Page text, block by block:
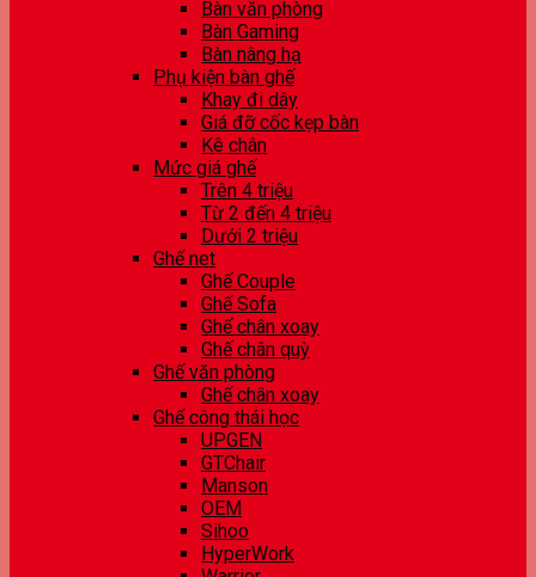
Bàn văn phòng
Bàn Gaming
Bàn nâng hạ
Phụ kiện bàn ghế
Khay đi dây
Giá đỡ cốc kẹp bàn
Kê chân
Mức giá ghế
Trên 4 triệu
Từ 2 đến 4 triệu
Dưới 2 triệu
Ghế net
Ghế Couple
Ghế Sofa
Ghế chân xoay
Ghế chân quỳ
Ghế văn phòng
Ghế chân xoay
Ghế công thái học
UPGEN
GTChair
Manson
OEM
Sihoo
HyperWork